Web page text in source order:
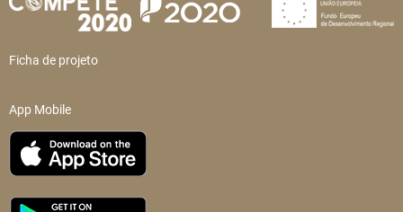
Ficha de projeto
App Mobile